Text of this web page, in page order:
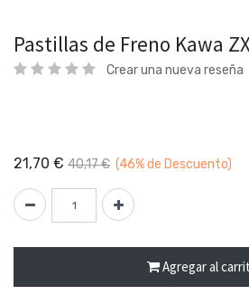
Pastillas de Freno Kawa
Crear una nueva reseña
21,70 € 40,17€ (46%de Descuento)
Agregar al